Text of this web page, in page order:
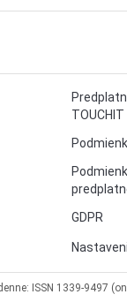
TOUCHIT
GDPR
ISSN 1339-9497